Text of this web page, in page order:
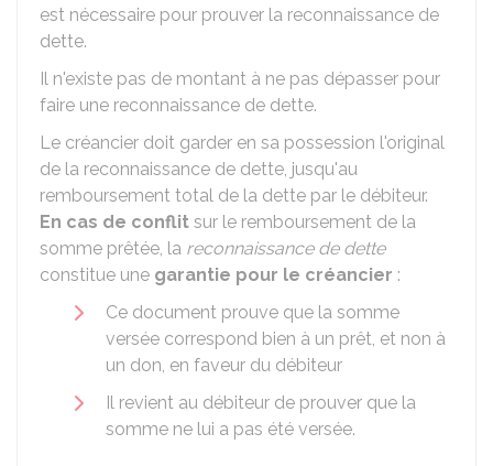
est nécessaire pour prouver la reconnaissance de
dette.
Il n'existe pas de montant à ne pas dépasser pour
faire une reconnaissance de dette.
Le créancier doit garder en sa possession l'original
de la reconnaissance de dette, jusqu'au
remboursement total de la dette par le débiteur.
En cas de conflit sur le remboursement de la
somme prêtée, la reconnaissance de dette
constitue une garantie pour le créancier :
Ce document prouve que la somme
versée correspond bien à un prêt, et non à
un don, en faveur du débiteur
Il revient au débiteur de prouver que la
somme ne lui a pas été versée.